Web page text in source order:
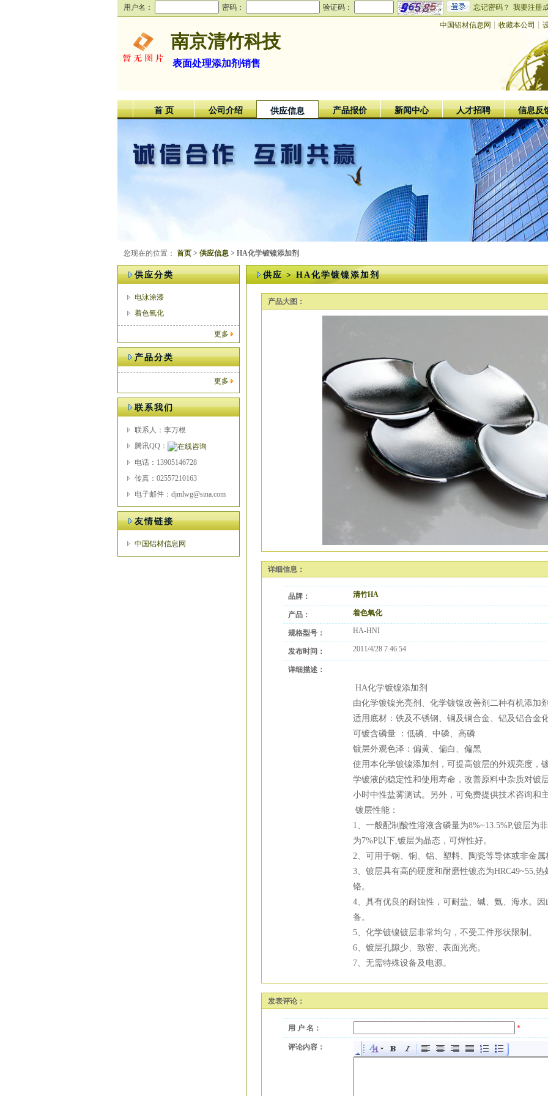
用户名： 密码： 验证码： 忘记密码？ 我要注册
中国铝材信息网 ┊ 收藏本公司 ┊
南京清竹科技
表面处理添加剂销售
首 页 公司介绍 供应信息 产品报价 新闻中心 人才招聘 信息反
您现在的位置： 首页 > 供应信息 > HA化学镀镍添加剂
供应分类
电泳涂漆
着色氧化
更多
产品分类
更多
联系我们
联系人：李万根
腾讯QQ：
电话：13905146728
传真：02557210163
电子邮件：djmlwg@sina.com
友情链接
中国铝材信息网
供应 > HA化学镀镍添加剂
产品大图：
详细信息：
品牌： 清竹HA
产品： 着色氧化
规格型号： HA-HNI
发布时间： 2011/4/28 7:46:54
详细描述：
HA化学镀镍添加剂
由化学镀镍光亮剂、化学镀镍改善剂二种有机添加
适用底材：铁及不锈钢、铜及铜合金、铝及铝合金
可镀含磷量 ：低磷、中磷、高磷
镀层外观色泽：偏黄、偏白、偏黑
使用本化学镀镍添加剂，可提高镀层的外观亮度，
学镀液的稳定性和使用寿命，改善原料中杂质对镀
小时中性盐雾测试。另外，可免费提供技术咨询和
镀层性能：
1、一般配制酸性溶液含磷量为8%~13.5%P,镀层为
为7%P以下,镀层为晶态，可焊性好。
2、可用于钢、铜、铝、塑料、陶瓷等导体或非金
3、镀层具有高的硬度和耐磨性镀态为HRC49~55,热
铬。
4、具有优良的耐蚀性，可耐盐、碱、氨、海水。
备。
5、化学镀镍镀层非常均匀，不受工件形状限制。
6、镀层孔隙少、致密、表面光亮。
7、无需特殊设备及电源。
发表评论：
用 户 名： *
评论内容：